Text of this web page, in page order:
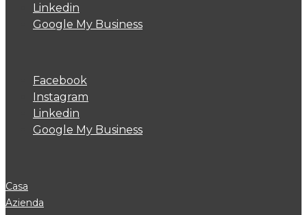
Linkedin
Google My Business
Facebook
Instagram
Linkedin
Google My Business
Casa
Azienda